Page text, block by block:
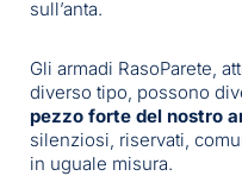
sull’anta.
Gli armadi RasoParete,
diverso tipo, possono
pezzo forte del nostro
silenziosi, riservati,
in uguale misura.